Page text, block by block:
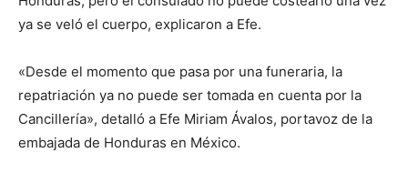
ya se veló el cuerpo, explicaron a Efe.
«Desde el momento que pasa por una funeraria, la
repatriación ya no puede ser tomada en cuenta por la
Cancillería», detalló a Efe Miriam Ávalos, portavoz de la
embajada de Honduras en México.